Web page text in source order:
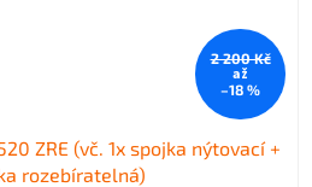
2 200 Kč
až
–18 %
ZRE (vč. 1x spojka nýtovací +
rozebíratelná)